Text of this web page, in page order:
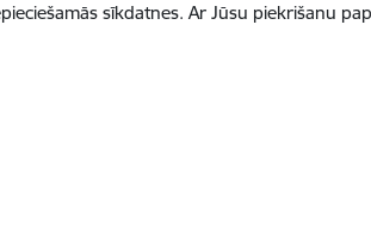
sīkdatnes. Ar Jūsu piekrišanu